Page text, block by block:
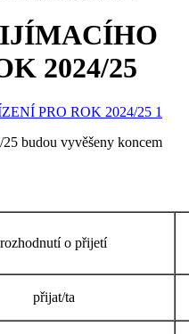
2024/25
budou vyvěšeny koncem
rozhodnutí o přijetí
přijat/ta